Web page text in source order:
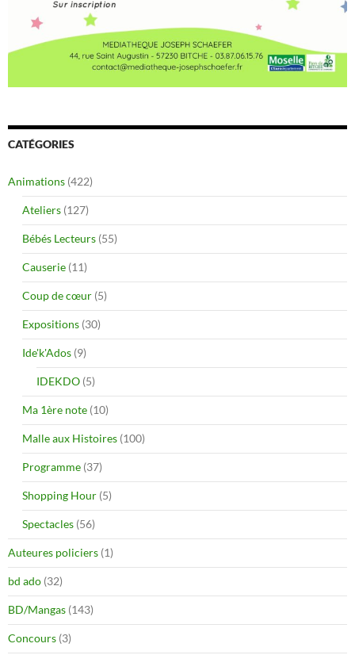
CATÉGORIES
Animations (422)
Ateliers (127)
Bébés Lecteurs (55)
Causerie (11)
Coup de cœur (5)
Expositions (30)
Ide'k'Ados (9)
IDEKDO (5)
Ma 1ère note (10)
Malle aux Histoires (100)
Programme (37)
Shopping Hour (5)
Spectacles (56)
Auteures policiers (1)
bd ado (32)
BD/Mangas (143)
Concours (3)